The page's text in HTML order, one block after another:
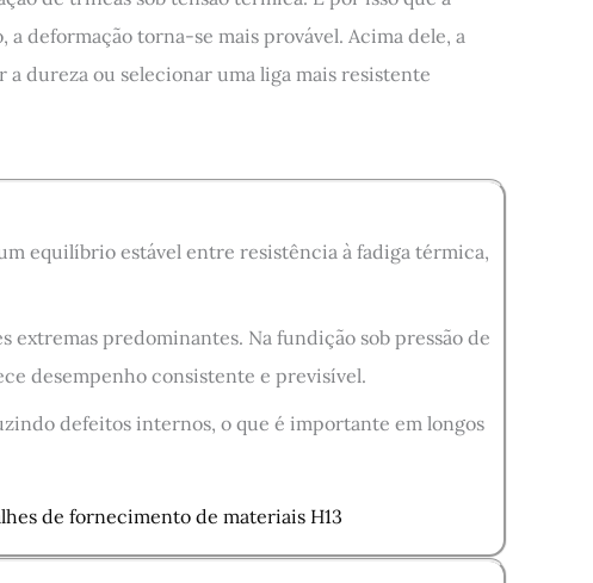
deformação torna-se mais provável. Acima dele, a
dureza ou selecionar uma liga mais resistente
equilíbrio estável entre resistência à fadiga térmica,
predominantes. Na fundição sob pressão de
desempenho consistente e previsível.
defeitos internos, o que é importante em longos
de fornecimento de materiais H13